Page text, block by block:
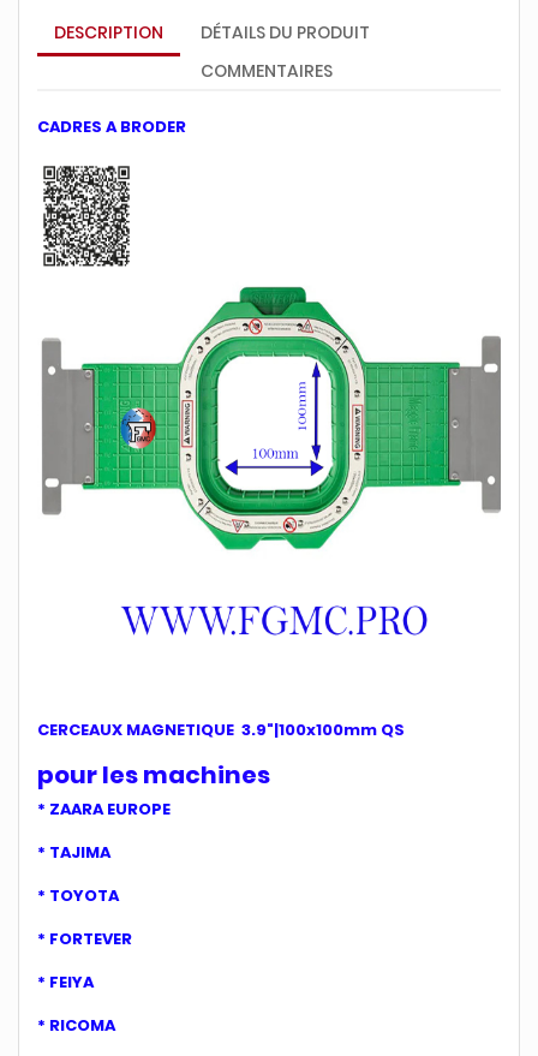
DESCRIPTION
DÉTAILS DU PRODUIT
COMMENTAIRES
CADRES A BRODER
CERCEAUX MAGNETIQUE 3.9"|100x100mm QS
pour les machines
* ZAARA EUROPE
* TAJIMA
* TOYOTA
* FORTEVER
* FEIYA
* RICOMA